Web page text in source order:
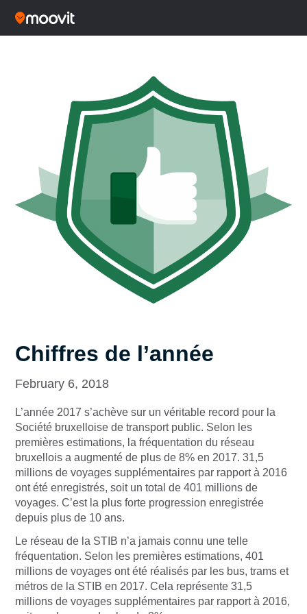
Chiffres de l’année
February 6, 2018
L’année 2017 s’achève sur un véritable record pour la
Société bruxelloise de transport public. Selon les
premières estimations, la fréquentation du réseau
bruxellois a augmenté de plus de 8% en 2017. 31,5
millions de voyages supplémentaires par rapport à 2016
ont été enregistrés, soit un total de 401 millions de
voyages. C’est la plus forte progression enregistrée
depuis plus de 10 ans.
Le réseau de la STIB n’a jamais connu une telle
fréquentation. Selon les premières estimations, 401
millions de voyages ont été réalisés par les bus, trams et
métros de la STIB en 2017. Cela représente 31,5
millions de voyages supplémentaires par rapport à 2016,